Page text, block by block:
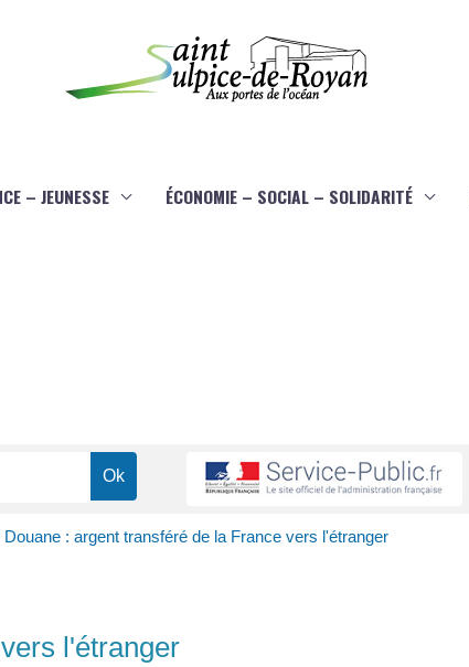
– JEUNESSE ÉCONOMIE – SOCIAL – SOLIDARITÉ
Douane : argent transféré de la France vers l'étranger
l'étranger